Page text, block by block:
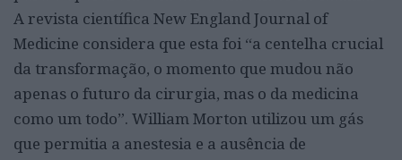
A revista científica New England Journal of
Medicine considera que esta foi “a centelha crucial
da transformação, o momento que mudou não
apenas o futuro da cirurgia, mas o da medicina
como um todo”. William Morton utilizou um gás
que permitia a anestesia e a ausência de